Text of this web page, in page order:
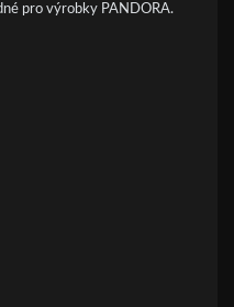
pro výrobky PANDORA.